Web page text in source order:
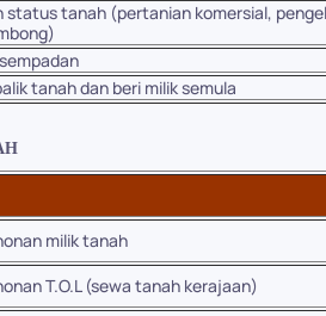
status tanah (pertanian komersial,
tanah dan beri milik semula
milik tanah
T.O.L (sewa tanah kerajaan)